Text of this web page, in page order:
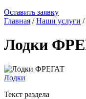
Оставить заявку
Главная /Наши услуги /
Лодки
Лодки
Текст раздела